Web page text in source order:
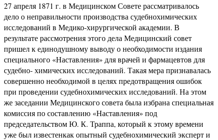
27 апреля 1871 г. в Медицинском Совете рассматривалось
дело о неправильности производства судебнохимических
исследований в Медико-хирургической академии. В
результате рассмотрения этого дела Медицинский совет
пришел к единодушному выводу о необходимости издания
специального «Наставления» для врачей и фармацевтов для
судебно- химических исследований. Такая мера признавалась
совершенно необходимой в целях предотвращения ошибок
при проведении судебнохимических исследований. На этом
же заседании Медицинского совета была избрана специальная
комиссия по составлению «Наставления» под
председательством Ю. К. Траппа, который к этому времени
уже был известенкак опытный судебнохимический эксперт и